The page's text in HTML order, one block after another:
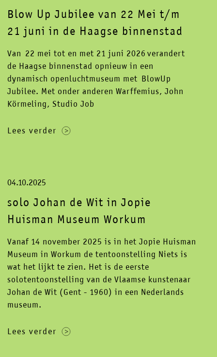
Blow Up Jubilee van 22 Mei t/m
21 juni in de Haagse binnenstad
Van 22 mei tot en met 21 juni 2026 verandert
de Haagse binnenstad opnieuw in een
dynamisch openluchtmuseum met BlowUp
Jubilee. Met onder anderen Warffemius, John
Körmeling, Studio Job
Lees verder
04.10.2025
solo Johan de Wit in Jopie
Huisman Museum Workum
Vanaf 14 november 2025 is in het Jopie Huisman
Museum in Workum de tentoonstelling Niets is
wat het lijkt te zien. Het is de eerste
solotentoonstelling van de Vlaamse kunstenaar
Johan de Wit (Gent - 1960) in een Nederlands
museum.
Lees verder